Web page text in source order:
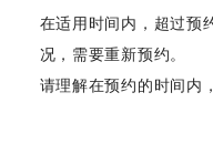
关于购买LACTO保健品
男性不孕科门诊日期变更
在适用时间内，超过预
况，需要重新预约。
请理解在预约的时间内